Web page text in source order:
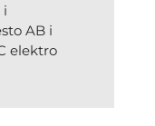
i
AB i
elektro